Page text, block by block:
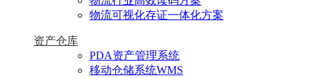
物流可视化存证一体化方案
资产仓库
PDA资产管理系统
移动仓储系统WMS